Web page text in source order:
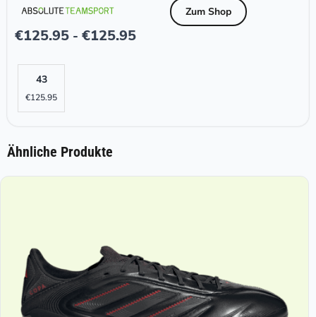
€125.95 - €125.95
Zum Shop
43
€125.95
Ähnliche Produkte